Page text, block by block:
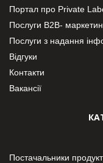
Портал про Private
Послуги В2В-
Послуги з надання
Відгуки
Контакти
Вакансії
Постачальники